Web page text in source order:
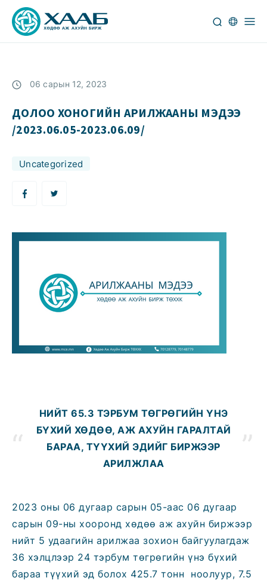
06 сарын 12, 2023
ДОЛОО ХОНОГИЙН АРИЛЖААНЫ МЭДЭЭ
/2023.06.05-2023.06.09/
Uncategorized
НИЙТ 65.3 ТЭРБУМ ТӨГРӨГИЙН ҮНЭ
БҮХИЙ ХӨДӨӨ, АЖ АХУЙН ГАРАЛТАЙ
БАРАА, ТҮҮХИЙ ЭДИЙГ БИРЖЭЭР
АРИЛЖЛАА
2023 оны 06 дугаар сарын 05-aaс 06 дугаар
сарын 09-ны хооронд хөдөө аж ахуйн биржээр
нийт 5 удаагийн арилжаа зохион байгуулагдаж
36 хэлцлээр 24 тэрбум төгрөгийн үнэ бүхий
бараа түүхий эд болох 425.7 тонн ноолуур, 7.5